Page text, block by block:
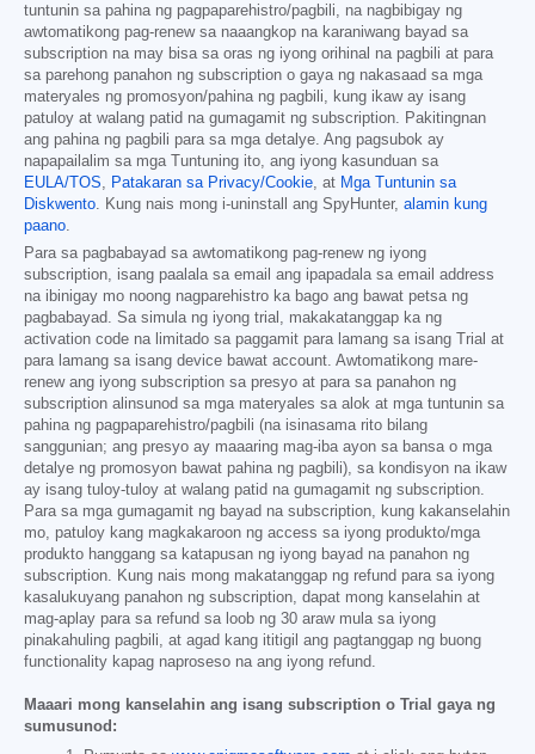
tuntunin sa pahina ng pagpaparehistro/pagbili, na nagbibigay ng
awtomatikong pag-renew sa naaangkop na karaniwang bayad sa
subscription na may bisa sa oras ng iyong orihinal na pagbili at para
sa parehong panahon ng subscription o gaya ng nakasaad sa mga
materyales ng promosyon/pahina ng pagbili, kung ikaw ay isang
patuloy at walang patid na gumagamit ng subscription. Pakitingnan
ang pahina ng pagbili para sa mga detalye. Ang pagsubok ay
napapailalim sa mga Tuntuning ito, ang iyong kasunduan sa
EULA/TOS, Patakaran sa Privacy/Cookie, at Mga Tuntunin sa
Diskwento. Kung nais mong i-uninstall ang SpyHunter, alamin kung
paano.
Para sa pagbabayad sa awtomatikong pag-renew ng iyong
subscription, isang paalala sa email ang ipapadala sa email address
na ibinigay mo noong nagparehistro ka bago ang bawat petsa ng
pagbabayad. Sa simula ng iyong trial, makakatanggap ka ng
activation code na limitado sa paggamit para lamang sa isang Trial at
para lamang sa isang device bawat account. Awtomatikong mare-
renew ang iyong subscription sa presyo at para sa panahon ng
subscription alinsunod sa mga materyales sa alok at mga tuntunin sa
pahina ng pagpaparehistro/pagbili (na isinasama rito bilang
sanggunian; ang presyo ay maaaring mag-iba ayon sa bansa o mga
detalye ng promosyon bawat pahina ng pagbili), sa kondisyon na ikaw
ay isang tuloy-tuloy at walang patid na gumagamit ng subscription.
Para sa mga gumagamit ng bayad na subscription, kung kakanselahin
mo, patuloy kang magkakaroon ng access sa iyong produkto/mga
produkto hanggang sa katapusan ng iyong bayad na panahon ng
subscription. Kung nais mong makatanggap ng refund para sa iyong
kasalukuyang panahon ng subscription, dapat mong kanselahin at
mag-aplay para sa refund sa loob ng 30 araw mula sa iyong
pinakahuling pagbili, at agad kang ititigil ang pagtanggap ng buong
functionality kapag naproseso na ang iyong refund.
Maaari mong kanselahin ang isang subscription o Trial gaya ng
sumusunod: